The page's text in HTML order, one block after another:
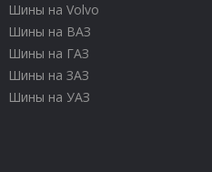
Шины на Volvo
Шины на ВАЗ
Шины на ГАЗ
Шины на ЗАЗ
Шины на УАЗ